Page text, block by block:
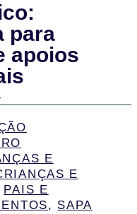
para
apoios
E
E
PAIS E
, SAPA